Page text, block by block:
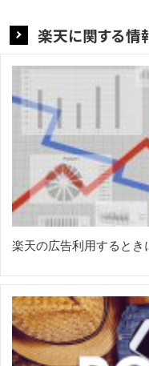
楽天に関する情
楽天の広告利用するとき